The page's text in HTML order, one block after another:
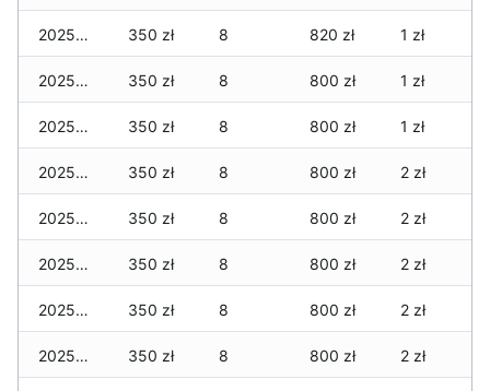
2025-12-17 350 zł 8 820 zł 1 zł
2025-12-16 350 zł 8 800 zł 1 zł
2025-12-15 350 zł 8 800 zł 1 zł
2025-12-14 350 zł 8 800 zł 2 zł
2025-12-13 350 zł 8 800 zł 2 zł
2025-12-12 350 zł 8 800 zł 2 zł
2025-12-11 350 zł 8 800 zł 2 zł
2025-12-10 350 zł 8 800 zł 2 zł